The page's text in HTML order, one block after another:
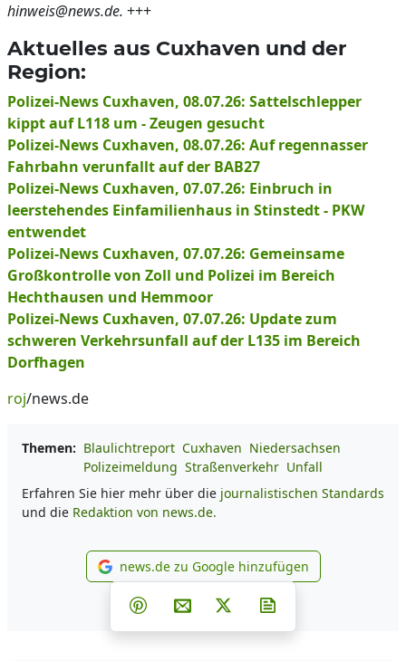
hinweis@news.de. +++
Aktuelles aus Cuxhaven und der
Region:
Polizei-News Cuxhaven, 08.07.26: Sattelschlepper
kippt auf L118 um - Zeugen gesucht
Polizei-News Cuxhaven, 08.07.26: Auf regennasser
Fahrbahn verunfallt auf der BAB27
Polizei-News Cuxhaven, 07.07.26: Einbruch in
leerstehendes Einfamilienhaus in Stinstedt - PKW
entwendet
Polizei-News Cuxhaven, 07.07.26: Gemeinsame
Großkontrolle von Zoll und Polizei im Bereich
Hechthausen und Hemmoor
Polizei-News Cuxhaven, 07.07.26: Update zum
schweren Verkehrsunfall auf der L135 im Bereich
Dorfhagen
roj/news.de
Themen: Blaulichtreport Cuxhaven Niedersachsen
Polizeimeldung Straßenverkehr Unfall
Erfahren Sie hier mehr über die journalistischen Standards
und die Redaktion von news.de.
news.de zu Google
news.de zu Google hinzufügen
Teilen auf Facebook
Teilen auf Whatsapp
Teilen auf Telegram
Teilen auf Pinterest
Per E-Mail teilen
Post auf X